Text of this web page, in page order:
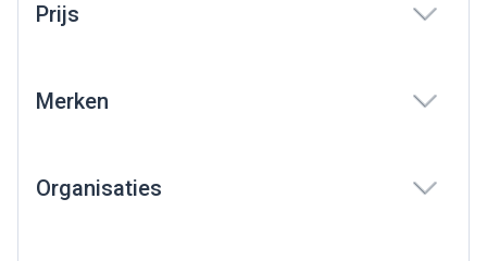
Prijs
Merken
Organisaties